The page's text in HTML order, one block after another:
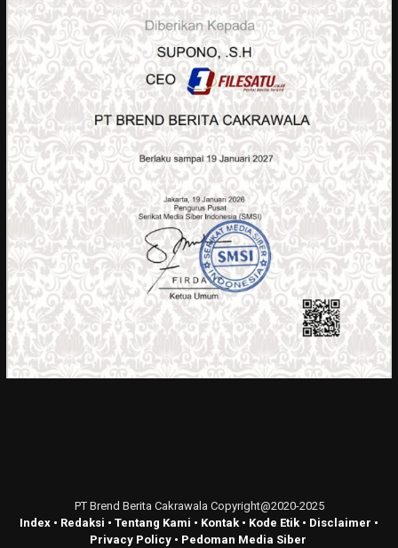
PT Brend Berita Cakrawala Copyright@2020-2025
Index • Redaksi • Tentang Kami • Kontak • Kode Etik • Disclaimer •
Privacy Policy• Pedoman Media Siber